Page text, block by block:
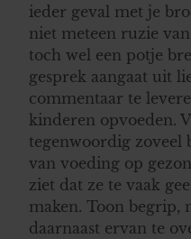
ieder geval met je
niet meteen ruzie
toch wel een potje
gesprek aangaat uit
commentaar te
kinderen opvoeden.
tegenwoordig zoveel
van voeding op
ziet dat ze te vaak
maken. Toon begrip,
daarnaast ervan te